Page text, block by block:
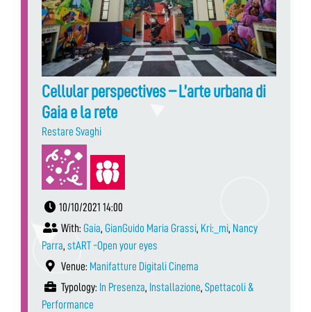
Cellular perspectives – L’arte urbana di
Gaia e la rete
Restare Svaghi
10/10/2021 14:00
With: Gaia, GianGuido Maria Grassi, Kri:_mi, Nancy
Parra, stART -Open your eyes
Venue: Manifatture Digitali Cinema
Typology: In Presenza, Installazione, Spettacoli &
Performance